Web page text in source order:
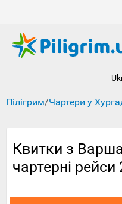
Пілігрим/Чартери у
Квитки з
чартерні